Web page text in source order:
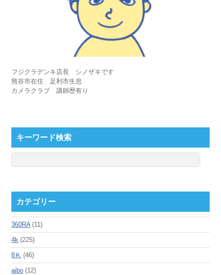
フジクラデンキ店長 シノザキです
熊谷市在住 足利市生息
カメラクラブ 講師歴有り
キーワード検索
カテゴリー
360RA(11)
4k (225)
8Ｋ (46)
aibo (12)